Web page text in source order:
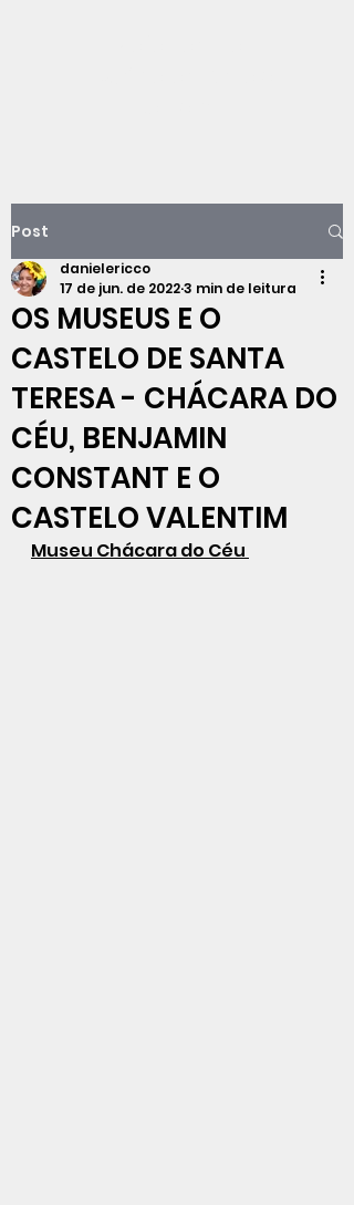
Post
OS MUSEUS E O
CASTELO DE SANTA
TERESA - CHÁCARA DO
CÉU, BENJAMIN
CONSTANT E O
CASTELO VALENTIM
danielericco
17 de jun. de 20223 min de leitura
Museu Chácara do Céu